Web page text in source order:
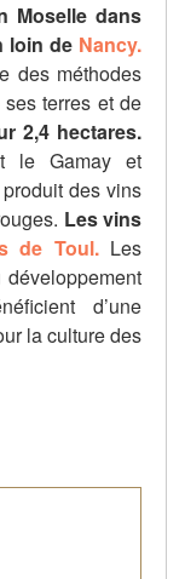
Moselle dans
loin de Nancy.
des méthodes
terres et de
2,4 hectares.
le Gamay et
des vins
Les vins
de Toul.Les
d’une
la culture des